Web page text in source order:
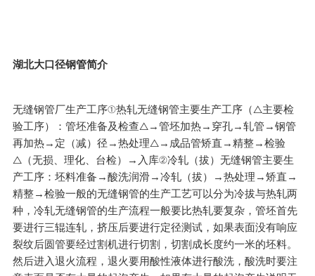
湖北大口径钢管简介
无缝钢管厂生产工序①热轧无缝钢管主要生产工序（△主要检
验工序）：管坯准备及检查△→管坯加热→穿孔→轧管→钢管
再加热→定（减）径→热处理△→成品管矫直→精整→检验
△（无损、理化、台检）→入库②冷轧（拔）无缝钢管主要生
产工序：坯料准备→酸洗润滑→冷轧（拔）→热处理→矫直→
精整→检验一般的无缝钢管的生产工艺可以分为冷拔与热轧两
种，冷轧无缝钢管的生产流程一般要比热轧要复杂，管坯首先
要进行三辊连轧，挤压后要进行定径测试，如果表面没有响应
裂纹后圆管要经过割机进行切割，切割成长度约一米的坯料。
然后进入退火流程，退火要用酸性液体进行酸洗，酸洗时要注